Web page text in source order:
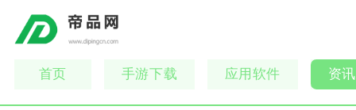
首页 手游下载 应用软件 资